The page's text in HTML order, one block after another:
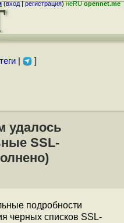
(вход|регистрация)неRUopennet.me
теги| ]
удалось
SSL-
подробности
черных списков SSL-